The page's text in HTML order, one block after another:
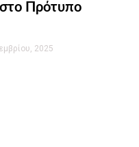
Πρότυπο
2025